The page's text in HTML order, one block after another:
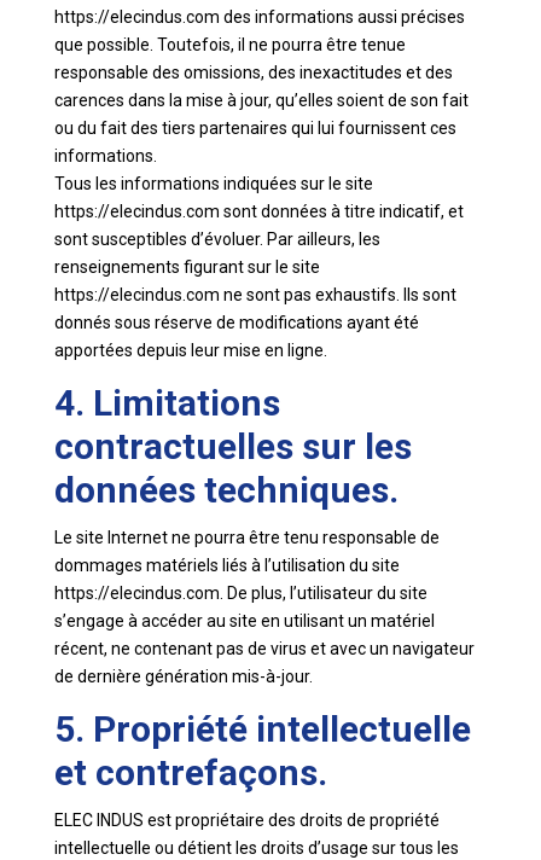
https://elecindus.com des informations aussi précises
que possible. Toutefois, il ne pourra être tenue
responsable des omissions, des inexactitudes et des
carences dans la mise à jour, qu’elles soient de son fait
ou du fait des tiers partenaires qui lui fournissent ces
informations.
Tous les informations indiquées sur le site
https://elecindus.com sont données à titre indicatif, et
sont susceptibles d’évoluer. Par ailleurs, les
renseignements figurant sur le site
https://elecindus.com ne sont pas exhaustifs. Ils sont
donnés sous réserve de modifications ayant été
apportées depuis leur mise en ligne.
4. Limitations
contractuelles sur les
données techniques.
Le site Internet ne pourra être tenu responsable de
dommages matériels liés à l’utilisation du site
https://elecindus.com. De plus, l’utilisateur du site
s’engage à accéder au site en utilisant un matériel
récent, ne contenant pas de virus et avec un navigateur
de dernière génération mis-à-jour.
5. Propriété intellectuelle
et contrefaçons.
ELEC INDUS est propriétaire des droits de propriété
intellectuelle ou détient les droits d’usage sur tous les